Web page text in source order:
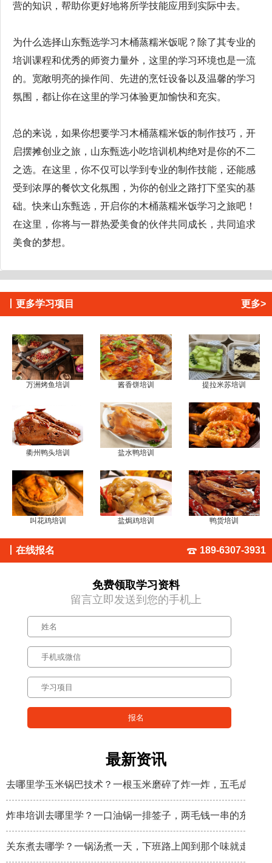
营的知识，帮助你更好地将所学技能应用到实际中去。
为什么选择山东甄选学习木桶蒸糯米饭呢？除了其专业的
培训课程和优秀的师资力量外，这里的学习环境也是一流
的。宽敞明亮的操作间、先进的烹饪设备以及温馨的学习
氛围，都让你在这里的学习体验更加愉快和充实。
总的来说，如果你想要学习木桶蒸糯米饭的制作技巧，开
启摆摊创业之旅，山东甄选小吃培训机构绝对是你的不二
之选。在这里，你不仅可以学到专业的制作技能，还能感
受到浓厚的餐饮文化氛围，为你的创业之路打下坚实的基
础。快来山东甄选，开启你的木桶蒸糯米饭学习之旅吧！
在这里，你将与一群热爱美食的伙伴共同成长，共同追求
美食的梦想。
更多学习项目 更多>
万洲烤鱼培训 酱香饼培训 提拉米苏培训
衢州鸭头培训 盐水鸭培训
叫花鸡培训 盐焗鸡培训 鸭货培训
在线报名 189-6307-3931
免费领取学习资料
留言立即发送到您的手机上
最新资讯
去哪里学玉米锅巴技术？一根玉米磨碎了炸一炸，五毛成本卖
炸串培训去哪里学？一口油锅一排签子，两毛钱一串的东西炸
关东煮去哪学？一锅汤煮一天，下班路上闻到那个味就走不动